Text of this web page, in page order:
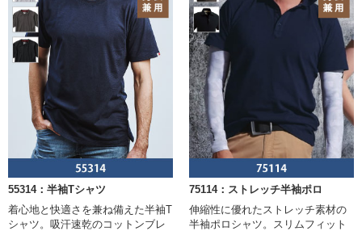
55314：半袖Tシャツ
着心地と快適さを兼ね備えた半袖T
シャツ。吸汗速乾のコットンブレ
75114：ストレッチ半袖ポロ
伸縮性に優れたストレッチ素材の
半袖ポロシャツ。スリムフィット